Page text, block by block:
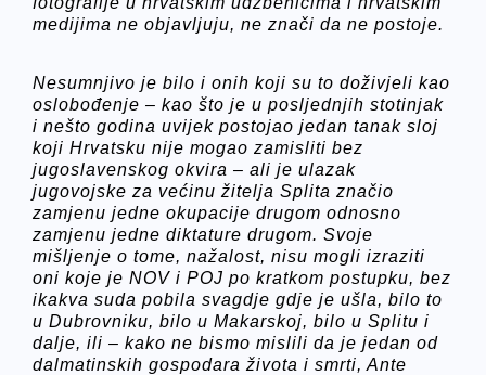
medijima ne objavljuju, ne znači da ne postoje.
Nesumnjivo je bilo i onih koji su to doživjeli kao
oslobođenje – kao što je u posljednjih stotinjak
i nešto godina uvijek postojao jedan tanak sloj
koji Hrvatsku nije mogao zamisliti bez
jugoslavenskog okvira – ali je ulazak
jugovojske za većinu žitelja Splita značio
zamjenu jedne okupacije drugom odnosno
zamjenu jedne diktature drugom. Svoje
mišljenje o tome, nažalost, nisu mogli izraziti
oni koje je NOV i POJ po kratkom postupku, bez
ikakva suda pobila svagdje gdje je ušla, bilo to
u Dubrovniku, bilo u Makarskoj, bilo u Splitu i
dalje, ili – kako ne bismo mislili da je jedan od
dalmatinskih gospodara života i smrti, Ante